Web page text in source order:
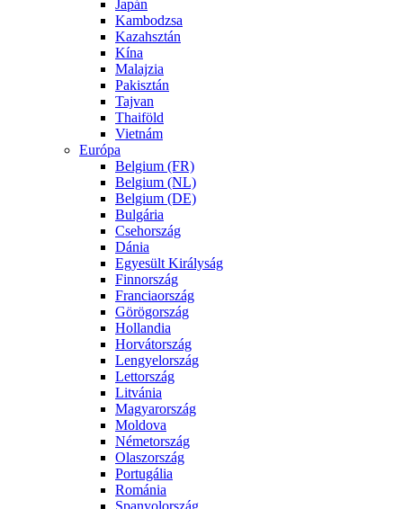
Japán
Kambodzsa
Kazahsztán
Kína
Malajzia
Pakisztán
Tajvan
Thaiföld
Vietnám
Európa
Belgium (FR)
Belgium (NL)
Belgium (DE)
Bulgária
Csehország
Dánia
Egyesült Királyság
Finnország
Franciaország
Görögország
Hollandia
Horvátország
Lengyelország
Lettország
Litvánia
Magyarország
Moldova
Németország
Olaszország
Portugália
Románia